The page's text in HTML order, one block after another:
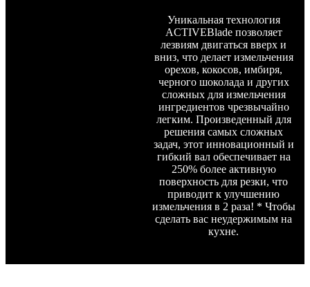
Уникальная технология
ACTIVEBlade позволяет
лезвиям двигаться вверх и
вниз, что делает измельчения
орехов, кокосов, имбиря,
черного шоколада и других
сложных для измельчения
ингредиентов чрезвычайно
легким. Произведенный для
решения самых сложных
задач, этот инновационный и
гибкий вал обеспечивает на
250% более активную
поверхность для резки, что
приводит к улучшению
измельчения в 2 раза! * Чтобы
сделать вас неудержимым на
кухне.